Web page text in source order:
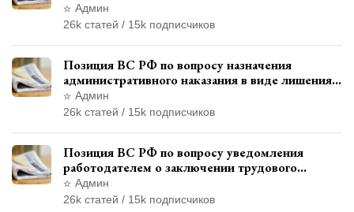
месту жительства и сроков давности
привлечения к ответственности
Админ
26k статей / 15k подписчиков
Позиция ВС РФ по вопросу назначения
административного наказания в виде лишения
права управления транспортными средствами
Админ
26k статей / 15k подписчиков
Позиция ВС РФ по вопросу уведомления
работодателем о заключении трудового
договора с бывшим государственным
служащим
Админ
26k статей / 15k подписчиков